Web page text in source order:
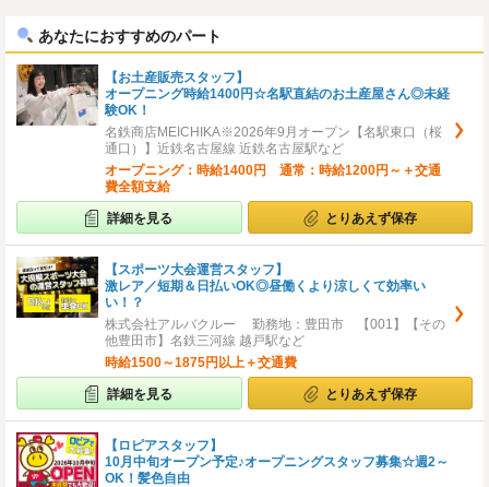
あなたにおすすめのパート
【お土産販売スタッフ】
オープニング時給1400円☆名駅直結のお土産屋さん◎未経
験OK！
名鉄商店MEICHIKA※2026年9月オープン【名駅東口（桜
通口）】近鉄名古屋線 近鉄名古屋駅など
オープニング：時給1400円 通常：時給1200円～＋交通
費全額支給
詳細を見る とりあえず保存
【スポーツ大会運営スタッフ】
激レア／短期＆日払いOK◎昼働くより涼しくて効率い
い！？
株式会社アルバクルー 勤務地：豊田市 【001】【その
他豊田市】名鉄三河線 越戸駅など
時給1500～1875円以上＋交通費
詳細を見る とりあえず保存
【ロピアスタッフ】
10月中旬オープン予定♪オープニングスタッフ募集☆週2～
OK！髪色自由